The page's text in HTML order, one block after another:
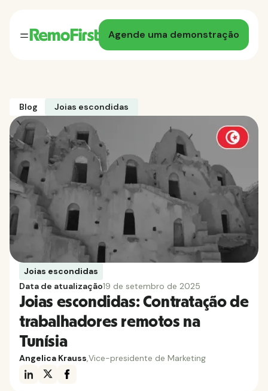
Agende uma demonstração
Blog Joias escondidas
Joias escondidas
Data de atualização19 de setembro de 2025
Joias escondidas: Contratação de
trabalhadores remotos na
Tunísia
Angelica Krauss Vice-presidente de Marketing